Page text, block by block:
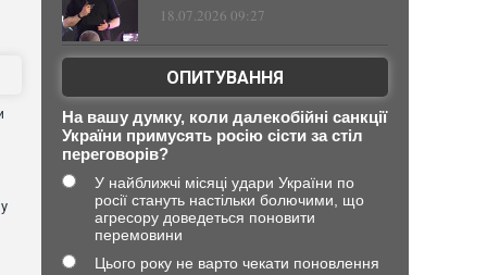
18.07.2026 09:27
ОПИТУВАННЯ
На вашу думку, коли далекобійні санкції
України примусять росію сісти за стіл
переговорів?
У найближчі місяці удари України по
росії стануть настільки болючими, що
агресору доведеться поновити
перемовини
Цього року не варто чекати поновлення